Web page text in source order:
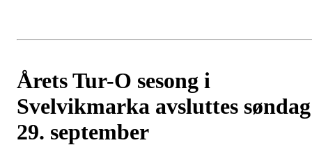
Årets Tur-O sesong i
Svelvikmarka avsluttes søndag
29. september